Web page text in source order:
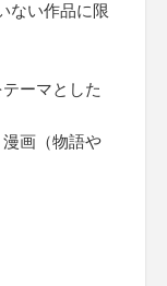
ない作品に限
ーマとした
漫画（物語や